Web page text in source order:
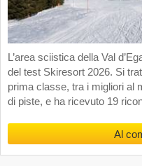
L’area sciistica della Val
del test Skiresort 2026. Si
prima classe, tra i migliori al
di piste, e ha ricevuto 19
Al